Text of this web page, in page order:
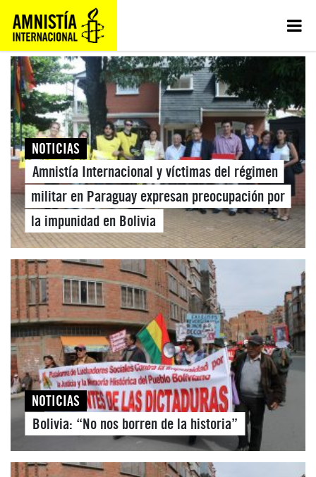
NOTICIAS
Amnistía Internacional y víctimas del régimen
militar en Paraguay expresan preocupación por
la impunidad en Bolivia
NOTICIAS
Bolivia: “No nos borren de la historia”